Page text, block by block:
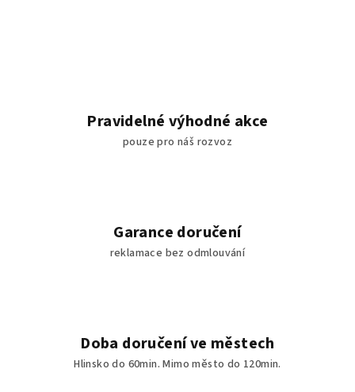
Pravidelné výhodné akce
pouze pro náš rozvoz
Garance doručení
reklamace bez odmlouvání
Doba doručení ve městech
Hlinsko do 60min. Mimo město do 120min.